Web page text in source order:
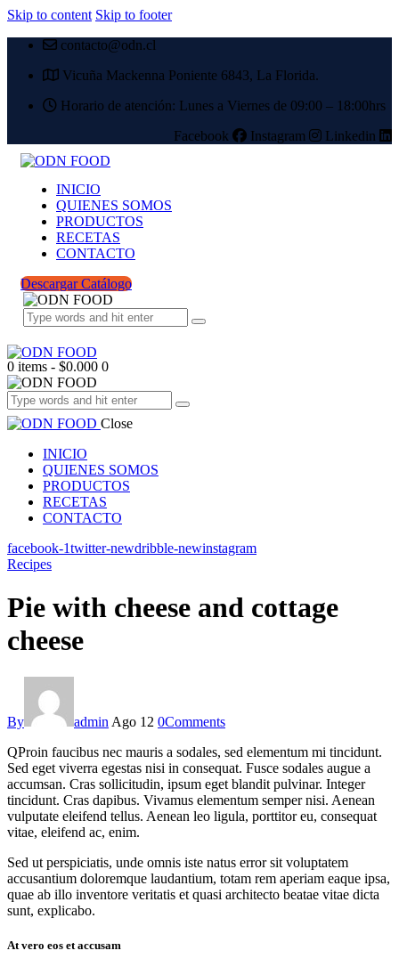
Skip to content Skip to footer
contacto@odn.cl
Vicuña Mackenna Poniente 6843, La Florida.
Horario de atención: Lunes a Viernes de 09:00 – 18:00hrs
Facebook
Instagram Linkedin
INICIO
QUIENES SOMOS
PRODUCTOS
RECETAS
CONTACTO
Descargar Catálogo
0 items - $0.000 0
Close
INICIO
QUIENES SOMOS
PRODUCTOS
RECETAS
CONTACTO
facebook-1twitter-newdribble-newinstagram
Recipes
Pie with cheese and cottage
cheese
By admin Ago 12 0Comments
QProin faucibus nec mauris a sodales, sed elementum mi tincidunt.
Sed eget viverra egestas nisi in consequat. Fusce sodales augue a
accumsan. Cras sollicitudin, ipsum eget blandit pulvinar. Integer
tincidunt. Cras dapibus. Vivamus elementum semper nisi. Aenean
vulputate eleifend tellus. Aenean leo ligula, porttitor eu, consequat
vitae, eleifend ac, enim.
Sed ut perspiciatis, unde omnis iste natus error sit voluptatem
accusantium doloremque laudantium, totam rem aperiam eaque ipsa,
quae ab illo inventore veritatis et quasi architecto beatae vitae dicta
sunt, explicabo.
At vero eos et accusam